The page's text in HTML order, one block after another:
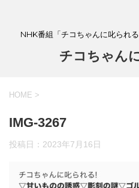
NHK番組「チコちゃんに叱られ
チコちゃん
HOME >
IMG-3267
投稿日： 2023年7月16日